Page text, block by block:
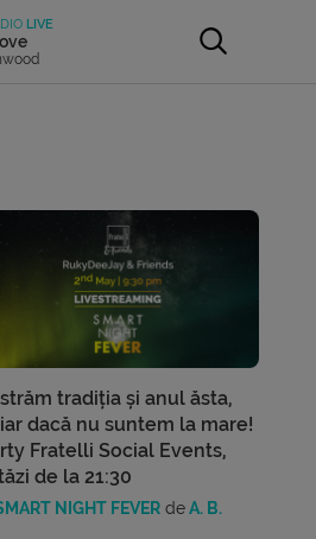
LIVE
tradiția și anul ăsta,
dacă nu suntem la mare!
Fratelli Social Events,
de la 21:30
NIGHT FEVER deA. B.